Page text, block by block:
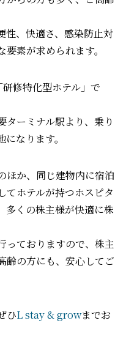
性、快適さ、感染防止対
素が求められます。
修特化型ホテル」で
ターミナル駅より、乗り
なります。
ほか、同じ建物内に宿泊
てホテルが持つホスピタ
多くの株主様が快適に株
っておりますので、株主
齢の方にも、安心してご
ひL stay & growまでお